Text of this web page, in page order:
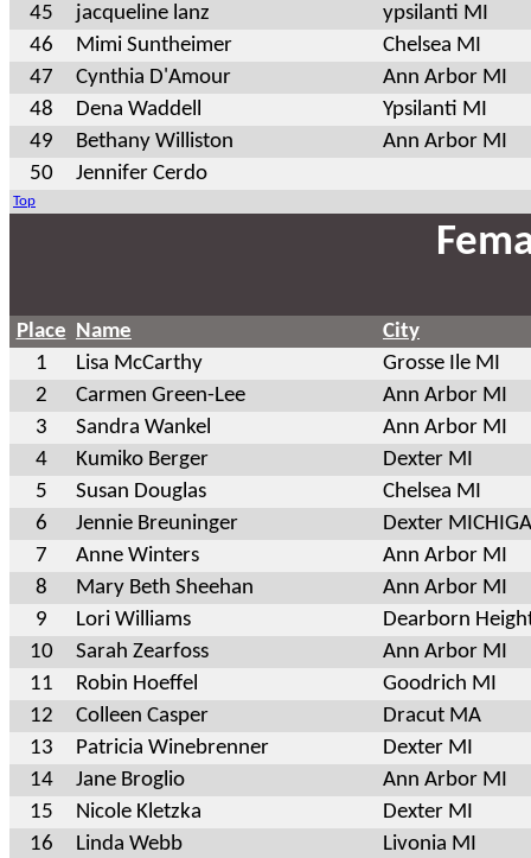
45 jacqueline lanz
ypsilanti MI
46
Mimi Suntheimer
Chelsea MI
47
Cynthia D'Amour
Ann Arbor MI
48
Dena Waddell
Ypsilanti MI
49
Bethany Williston
Ann Arbor MI
50
Jennifer Cerdo
Top
Place Name
City
1
Lisa McCarthy
Grosse Ile MI
2
Carmen Green-Lee
Ann Arbor MI
3
Sandra Wankel
Ann Arbor MI
4
Kumiko Berger
Dexter MI
5
Susan Douglas
Chelsea MI
6
Jennie Breuninger
Dexter
7
Anne Winters
Ann Arbor MI
8
Mary Beth Sheehan
Ann Arbor MI
9
Lori Williams
Dearborn
10
Sarah Zearfoss
Ann Arbor MI
11
Robin Hoeffel
Goodrich MI
12
Colleen Casper
Dracut MA
13
Patricia Winebrenner
Dexter MI
14
Jane Broglio
Ann Arbor MI
15
Nicole Kletzka
Dexter MI
16
Linda Webb
Livonia MI